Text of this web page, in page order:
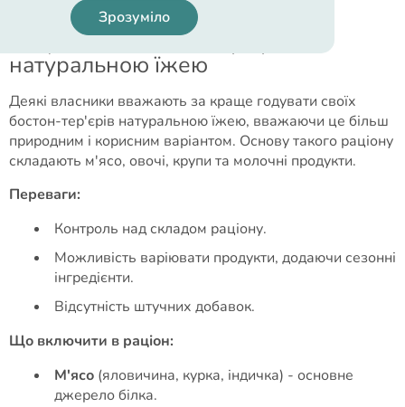
Годування бостон-тер'єра
натуральною їжею
Деякі власники вважають за краще годувати своїх
бостон-тер'єрів натуральною їжею, вважаючи це більш
природним і корисним варіантом. Основу такого раціону
складають м'ясо, овочі, крупи та молочні продукти.
Переваги:
Контроль над складом раціону.
Можливість варіювати продукти, додаючи сезонні
інгредієнти.
Відсутність штучних добавок.
Що включити в раціон:
М'ясо (яловичина, курка, індичка) - основне
джерело білка.
Зрозуміло